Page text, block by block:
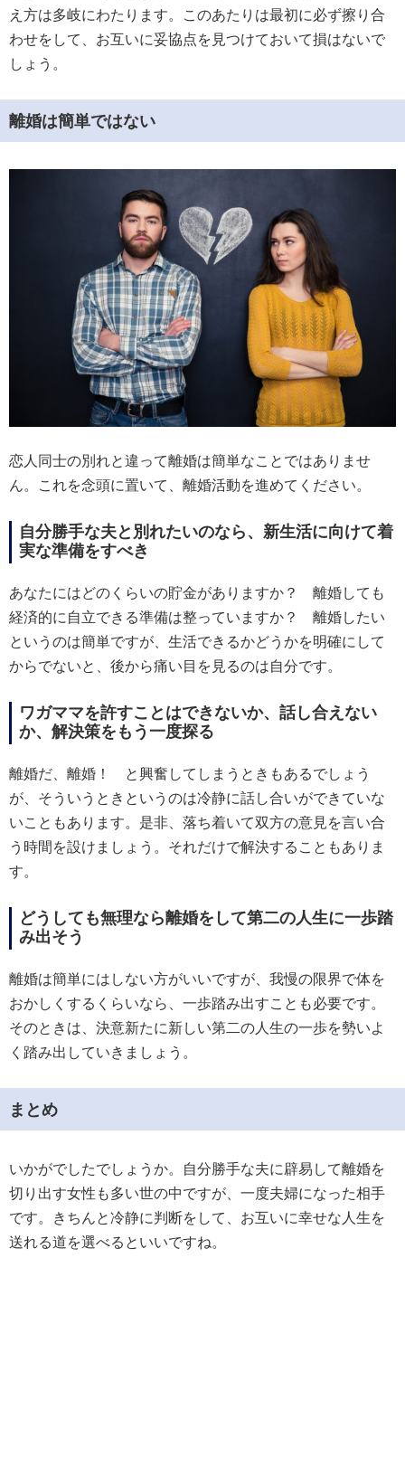
え方は多岐にわたります。このあたりは最初に必ず擦り合
わせをして、お互いに妥協点を見つけておいて損はないで
しょう。
離婚は簡単ではない
恋人同士の別れと違って離婚は簡単なことではありませ
ん。これを念頭に置いて、離婚活動を進めてください。
自分勝手な夫と別れたいのなら、新生活に向けて着
実な準備をすべき
あなたにはどのくらいの貯金がありますか？ 離婚しても
経済的に自立できる準備は整っていますか？ 離婚したい
というのは簡単ですが、生活できるかどうかを明確にして
からでないと、後から痛い目を見るのは自分です。
ワガママを許すことはできないか、話し合えない
か、解決策をもう一度探る
離婚だ、離婚！ と興奮してしまうときもあるでしょう
が、そういうときというのは冷静に話し合いができていな
いこともあります。是非、落ち着いて双方の意見を言い合
う時間を設けましょう。それだけで解決することもありま
す。
どうしても無理なら離婚をして第二の人生に一歩踏
み出そう
離婚は簡単にはしない方がいいですが、我慢の限界で体を
おかしくするくらいなら、一歩踏み出すことも必要です。
そのときは、決意新たに新しい第二の人生の一歩を勢いよ
く踏み出していきましょう。
まとめ
いかがでしたでしょうか。自分勝手な夫に辟易して離婚を
切り出す女性も多い世の中ですが、一度夫婦になった相手
です。きちんと冷静に判断をして、お互いに幸せな人生を
送れる道を選べるといいですね。